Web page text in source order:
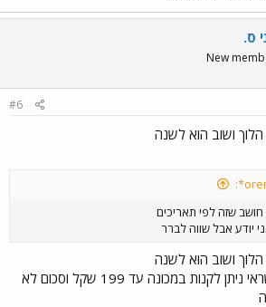
ס.
New
#6
ושוב הוא לשנה
שזה לפי תאריכים
יודע אבל שווה לברר
ושוב הוא לשנה
ובכרטיס אשראי ניתן לקנות במכונה עד 199 שקל וסכום לא